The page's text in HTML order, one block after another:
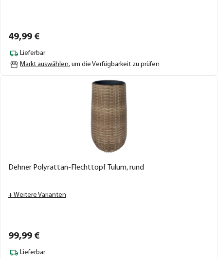
49,99 €
Lieferbar
Markt auswählen, um die Verfügbarkeit zu prüfen
Dehner Polyrattan-Flechttopf Tulum, rund
+ Weitere Varianten
99,99 €
Lieferbar